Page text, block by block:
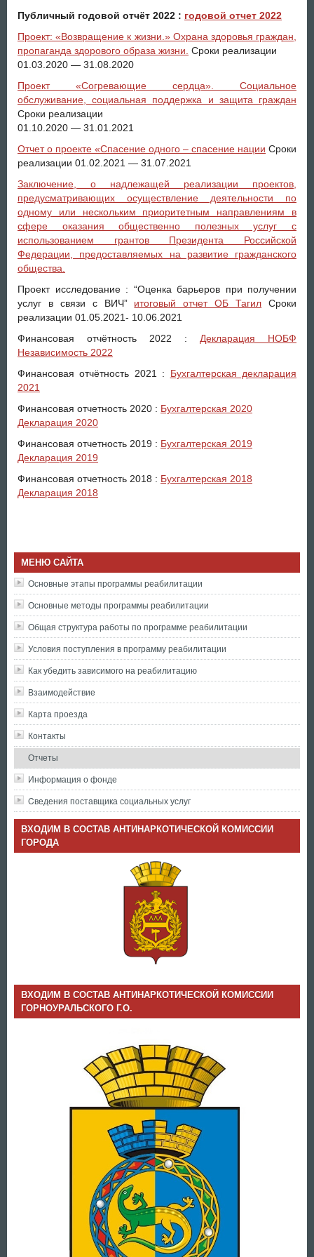
Публичный годовой отчёт 2022 : годовой отчет 2022
Проект: «Возвращение к жизни.» Охрана здоровья граждан,
пропаганда здорового образа жизни. Сроки реализации
01.03.2020 — 31.08.2020
Проект «Согревающие сердца». Социальное
обслуживание, социальная поддержка и защита граждан
Сроки реализации
01.10.2020 — 31.01.2021
Отчет о проекте «Спасение одного – спасение нации Сроки
реализации 01.02.2021 — 31.07.2021
Заключение, о надлежащей реализации проектов,
предусматривающих осуществление деятельности по
одному или нескольким приоритетным направлениям в
сфере оказания общественно полезных услуг с
использованием грантов Президента Российской
Федерации, предоставляемых на развитие гражданского
общества.
Проект исследование : “Оценка барьеров при получении
услуг в связи с ВИЧ” итоговый отчет ОБ Тагил Сроки
реализации 01.05.2021- 10.06.2021
Финансовая отчётность 2022 : Декларация НОБФ
Независимость 2022
Финансовая отчётность 2021 : Бухгалтерская декларация
2021
Финансовая отчетность 2020 : Бухгалтерская 2020
Декларация 2020
Финансовая отчетность 2019 : Бухгалтерская 2019
Декларация 2019
Финансовая отчетность 2018 : Бухгалтерская 2018
Декларация 2018
МЕНЮ САЙТА
Основные этапы программы реабилитации
Основные методы программы реабилитации
Общая структура работы по программе реабилитации
Условия поступления в программу реабилитации
Как убедить зависимого на реабилитацию
Взаимодействие
Карта проезда
Контакты
Отчеты
Информация о фонде
Cведения поставщика социальных услуг
ВХОДИМ В СОСТАВ АНТИНАРКОТИЧЕСКОЙ КОМИССИИ
ГОРОДА
ВХОДИМ В СОСТАВ АНТИНАРКОТИЧЕСКОЙ КОМИССИИ
ГОРНОУРАЛЬСКОГО Г.О.